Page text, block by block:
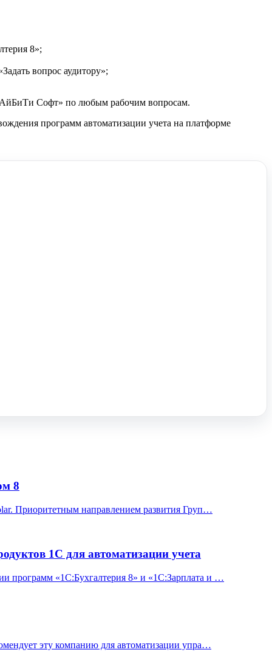
8»;
вопрос аудитору»;
Софт» по любым рабочим вопросам.
программ автоматизации учета на платформе
8
Приоритетным направлением развития Груп…
1С для автоматизации учета
программ «1С:Бухгалтерия 8» и «1С:Зарплата и …
эту компанию для автоматизации упра…